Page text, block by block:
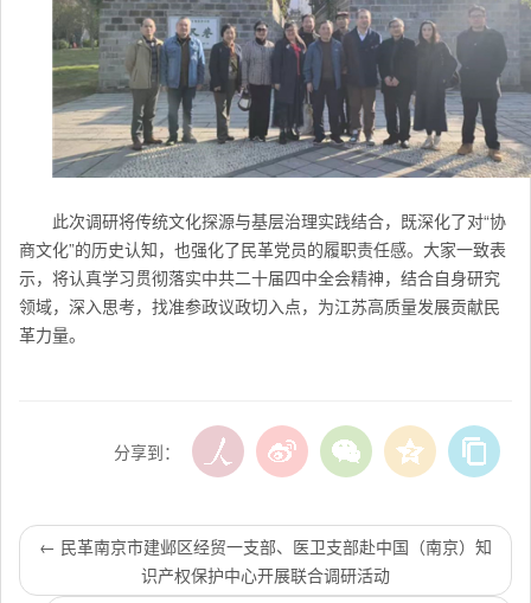
此次调研将传统文化探源与基层治理实践结合，既深化了对“协
商文化”的历史认知，也强化了民革党员的履职责任感。大家一致表
示，将认真学习贯彻落实中共二十届四中全会精神，结合自身研究
领域，深入思考，找准参政议政切入点，为江苏高质量发展贡献民
革力量。
分享到：
← 民革南京市建邺区经贸一支部、医卫支部赴中国（南京）知
识产权保护中心开展联合调研活动